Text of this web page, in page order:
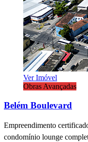
Ver Imóvel
Obras Avançadas
Belém Boulevard
Empreendimento
condomínio lounge